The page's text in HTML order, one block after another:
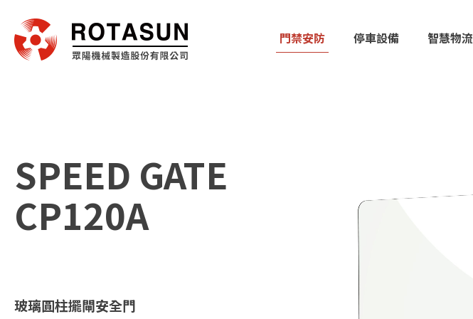
門禁安防 停車設備 智慧物流
SPEED GATE
CP120A
玻璃圓柱擺閘安全門